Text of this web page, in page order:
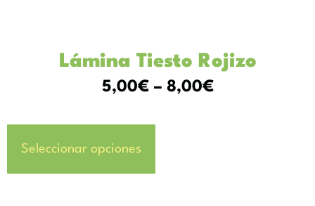
Lámina Tiesto Rojizo
5,00€– 8,00€
Seleccionar opciones